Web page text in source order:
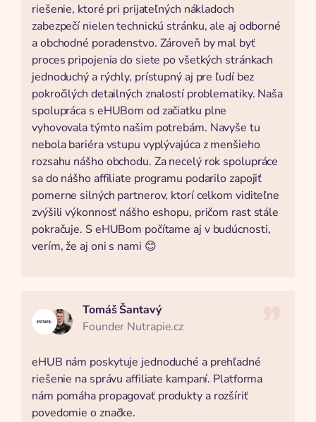
riešenie, ktoré pri prijateľných nákladoch
zabezpečí nielen technickú stránku, ale aj odborné
a obchodné poradenstvo. Zároveň by mal byť
proces pripojenia do siete po všetkých stránkach
jednoduchý a rýchly, prístupný aj pre ľudí bez
pokročilých detailných znalostí problematiky. Naša
spolupráca s eHUBom od začiatku plne
vyhovovala týmto našim potrebám. Navyše tu
nebola bariéra vstupu vyplývajúca z menšieho
rozsahu nášho obchodu. Za necelý rok spolupráce
sa do nášho affiliate programu podarilo zapojiť
pomerne silných partnerov, ktorí celkom viditeľne
zvýšili výkonnosť nášho eshopu, pričom rast stále
pokračuje. S eHUBom počítame aj v budúcnosti,
verím, že aj oni s nami 😊
Tomáš Šantavý
Founder Nutrapie.cz
eHUB nám poskytuje jednoduché a prehľadné
riešenie na správu affiliate kampaní. Platforma
nám pomáha propagovať produkty a rozšíriť
povedomie o značke.